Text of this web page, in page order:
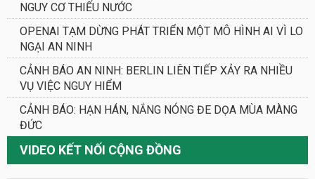
NGUY CƠ THIẾU NƯỚC
OPENAI TẠM DỪNG PHÁT TRIỂN MỘT MÔ HÌNH AI VÌ LO
NGẠI AN NINH
CẢNH BÁO AN NINH: BERLIN LIÊN TIẾP XẢY RA NHIỀU
VỤ VIỆC NGUY HIỂM
CẢNH BÁO: HẠN HÁN, NẮNG NÓNG ĐE DỌA MÙA MÀNG
ĐỨC
VIDEO KẾT NỐI CỘNG ĐỒNG